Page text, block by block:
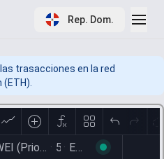
Rep. Dom.
trasacciones en la red